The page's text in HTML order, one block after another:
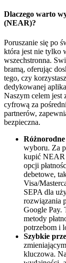
Dlaczego warto
(NEAR)?
Poruszanie się po
która jest nie tylko
wszechstronna.
bramą, oferując
tego, czy
dedykowanej
Naszym celem jest
cyfrową za
partnerów,
bezpieczna.
Różnorodne
wyboru. Za
kupić NEAR
opcji
debetowe,
Visa/
SEPA dla
rozwiązania
Google Pay.
metody
potrzebom i
Szybkie
kluczowa.